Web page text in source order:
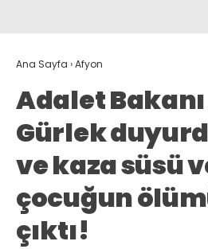
Ana Sayfa ›Afyon
Adalet
Gürlek
ve kaza süsü
çocuğun
çıktı!